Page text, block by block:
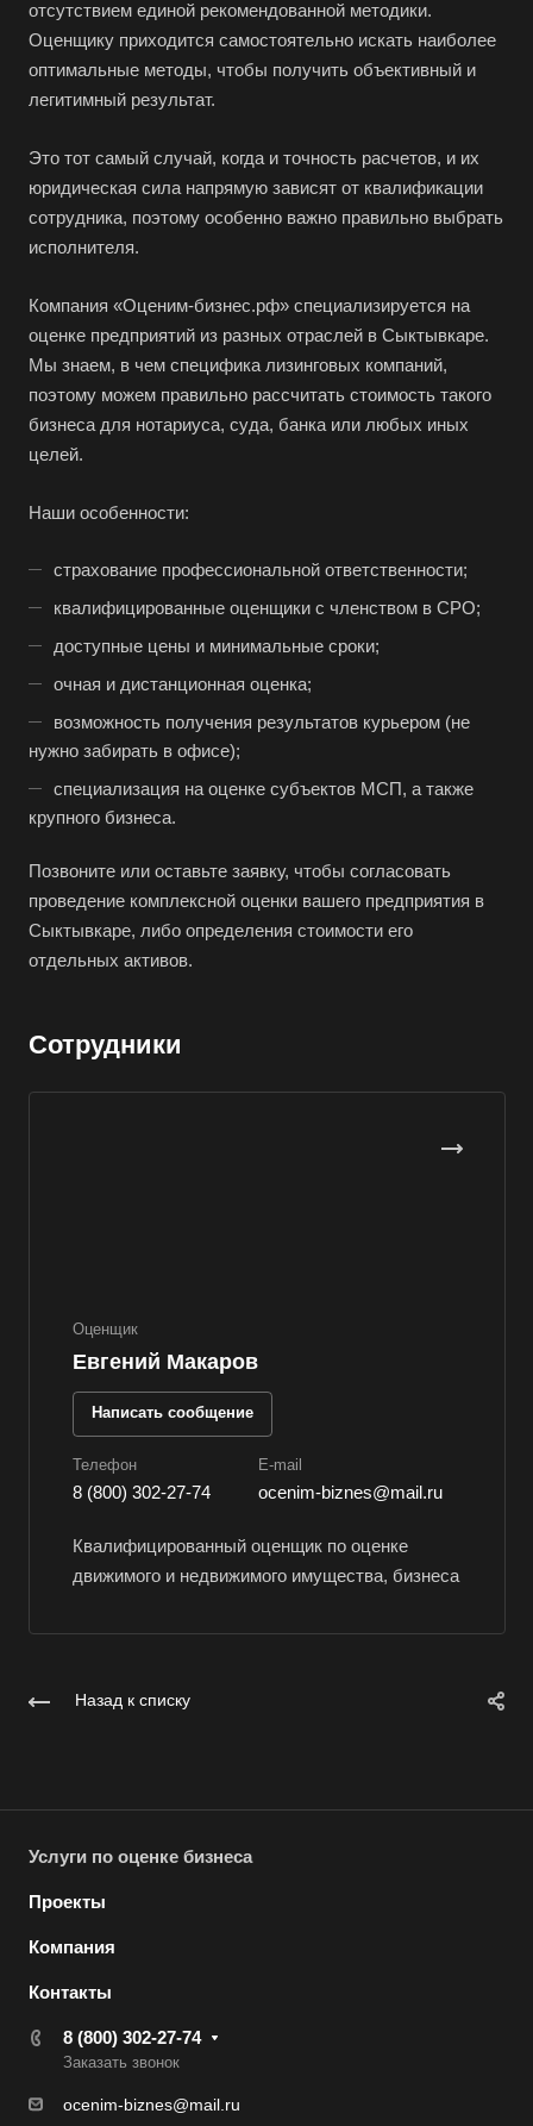
отсутствием единой рекомендованной методики.
Оценщику приходится самостоятельно искать наиболее
оптимальные методы, чтобы получить объективный и
легитимный результат.
Это тот самый случай, когда и точность расчетов, и их
юридическая сила напрямую зависят от квалификации
сотрудника, поэтому особенно важно правильно выбрать
исполнителя.
Компания «Оценим-бизнес.рф» специализируется на
оценке предприятий из разных отраслей в Сыктывкаре.
Мы знаем, в чем специфика лизинговых компаний,
поэтому можем правильно рассчитать стоимость такого
бизнеса для нотариуса, суда, банка или любых иных
целей.
Наши особенности:
страхование профессиональной ответственности;
квалифицированные оценщики с членством в СРО;
доступные цены и минимальные сроки;
очная и дистанционная оценка;
возможность получения результатов курьером (не
нужно забирать в офисе);
специализация на оценке субъектов МСП, а также
крупного бизнеса.
Позвоните или оставьте заявку, чтобы согласовать
проведение комплексной оценки вашего предприятия в
Сыктывкаре, либо определения стоимости его
отдельных активов.
Сотрудники
Оценщик
Евгений Макаров
Написать сообщение
Телефон
8 (800) 302-27-74
E-mail
ocenim-biznes@mail.ru
Квалифицированный оценщик по оценке
движимого и недвижимого имущества, бизнеса
Назад к списку
Услуги по оценке бизнеса
Проекты
Компания
Контакты
8 (800) 302-27-74
Заказать звонок
ocenim-biznes@mail.ru
Бирск
Бирюч
Богородицк
Боготол
Борзя
Борисоглебск
Боровичи
Братск
Бронницы
Брянск
Бугуруслан
Бузулук
Буй
Буйнакск
Бутурлиновка
Великий Устюг
Вельск
Верхний Уфалей
Волгодонск
Волжский
Вологда
Волоколамск
Волхов
Вязники
Вязьма
Вятские Поляны
Гай
Гатчина
Геленджик